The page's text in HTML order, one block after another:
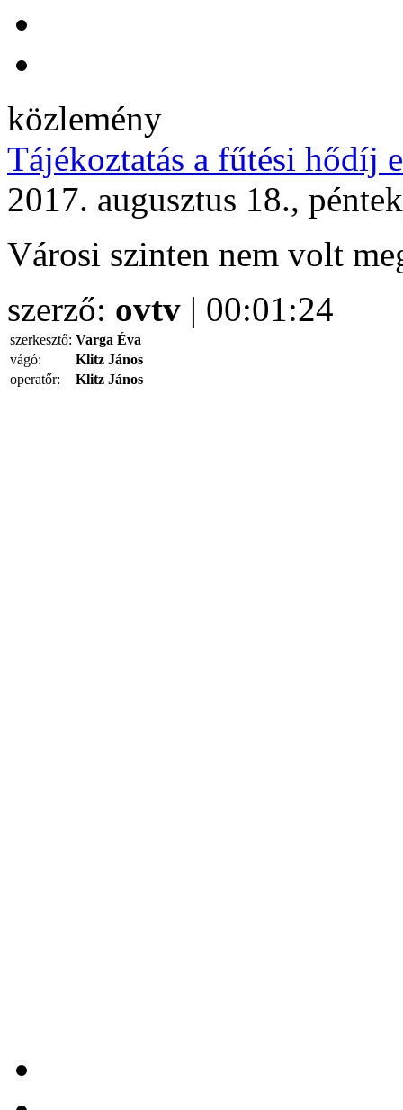
közlemény
Tájékoztatás a fűtési hődíj
2017. augusztus 18.,
Városi szinten nem volt
szerző: ovtv | 00:01:24
szerkesztő: Varga Éva
vágó:
Klitz János
operatőr:
Klitz János